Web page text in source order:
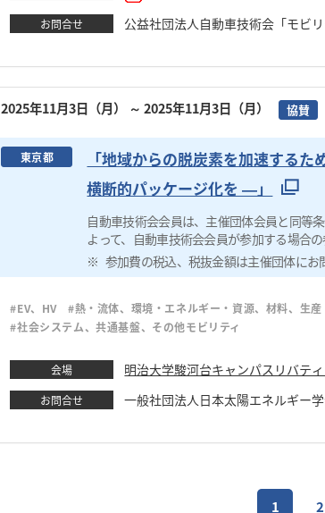
お問合せ 公益社団法人自動車技術会「モビ
2025年11月3日（月） ～ 2025年11月3日（月） 協賛
東京都
「地域からの脱炭素を加速する
横断的パッケージ化を ―」
自動車技術会会員は、主催団体会員と同等
よって、自動車技術会会員が参加する場合の
参加費の税込、税抜金額は主催団体にお
#EV、HV
#熱・流体、環境・エネルギー・資源、材料、生産
#社会システム、共通基盤、その他モビリティ
会場 明治大学駿河台キャンパスリバテ
お問合せ 一般社団法人日本太陽エネルギ
1 2